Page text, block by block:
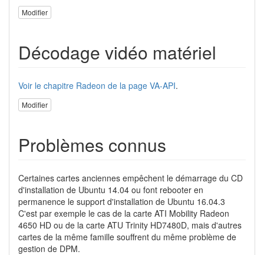
Modifier
Décodage vidéo matériel
Voir le chapitre Radeon de la page VA-API.
Modifier
Problèmes connus
Certaines cartes anciennes empêchent le démarrage du CD
d'installation de Ubuntu 14.04 ou font rebooter en
permanence le support d'installation de Ubuntu 16.04.3
C'est par exemple le cas de la carte ATI Mobility Radeon
4650 HD ou de la carte ATU Trinity HD7480D, mais d'autres
cartes de la même famille souffrent du même problème de
gestion de DPM.